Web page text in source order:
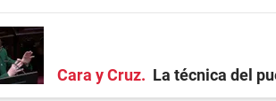
Cara y Cruz La técnica del